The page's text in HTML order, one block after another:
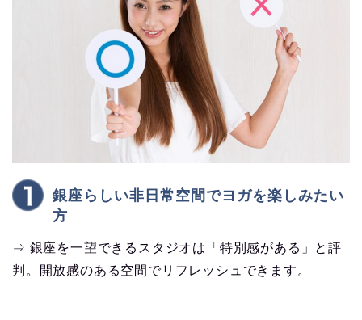
銀座らしい非日常空間でヨガを楽しみたい
方
⇒ 銀座を一望できるスタジオは「特別感がある」と評
判。開放感のある空間でリフレッシュできます。